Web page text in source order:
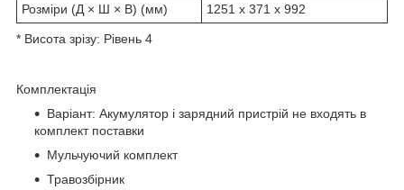
Розміри (Д × Ш × В) (мм)
1251 x 371 x 992
* Висота зрізу: Рівень 4
Комплектація
Варіант: Акумулятор і зарядний пристрій не входять в
комплект поставки
Мульчуючий комплект
Травозбірник